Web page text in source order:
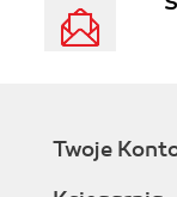
Twoje